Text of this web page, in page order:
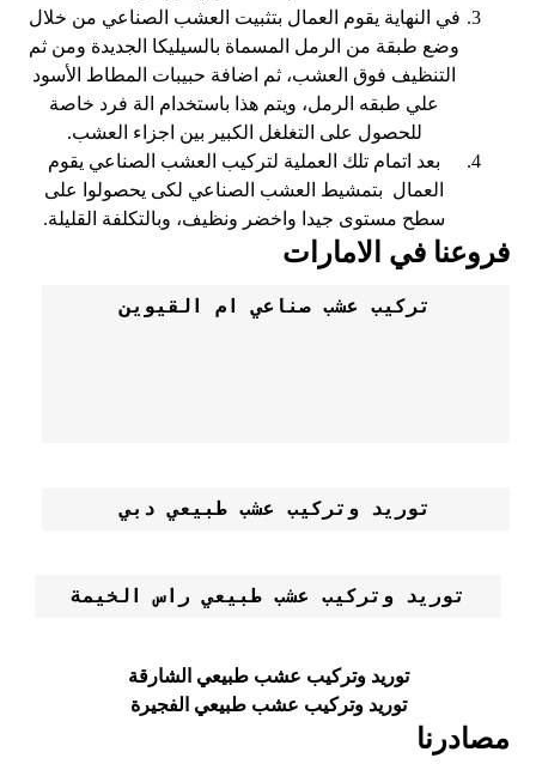
في النهاية يقوم العمال بتثبيت العشب الصناعي من خلال
وضع طبقة من الرمل المسماة بالسيليكا الجديدة ومن ثم
التنظيف فوق العشب، ثم اضافة حبيبات المطاط الأسود
علي طبقه الرمل، ويتم هذا باستخدام الة فرد خاصة
للحصول على التغلغل الكبير بين اجزاء العشب.
بعد اتمام تلك العملية لتركيب العشب الصناعي يقوم
العمال بتمشيط العشب الصناعي لكى يحصولوا على
سطح مستوى جيدا واخضر ونظيف، وبالتكلفة القليلة.
فروعنا في الامارات
تركيب عشب صناعي ام القيوين
توريد وتركيب عشب طبيعي دبي
توريد وتركيب عشب طبيعي راس الخيمة
توريد وتركيب عشب طبيعي الشارقة
توريد وتركيب عشب طبيعي الفجيرة
مصادرنا